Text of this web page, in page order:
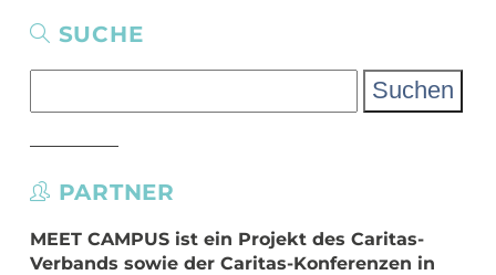
SUCHE
PARTNER
MEET CAMPUSist ein Projekt des Caritas-
Verbands sowie der Caritas-Konferenzen in